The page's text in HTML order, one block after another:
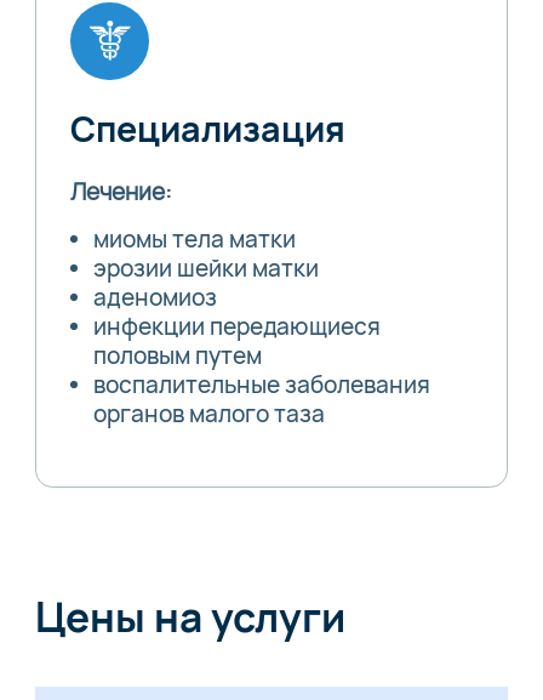
Специализация
Лечение:
миомы тела матки
эрозии шейки матки
аденомиоз
инфекции передающиеся
половым путем
воспалительные заболевания
органов малого таза
Цены на услуги